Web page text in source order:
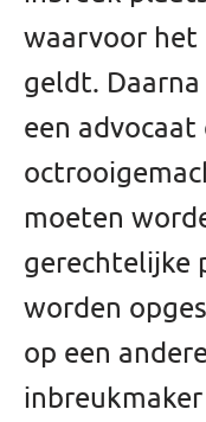
waarvoor het
geldt.
een advocaat
moeten
gerechtelijke
worden
op een